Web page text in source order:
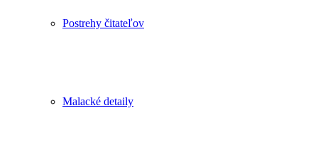
Postrehy čitateľov
Malacké detaily